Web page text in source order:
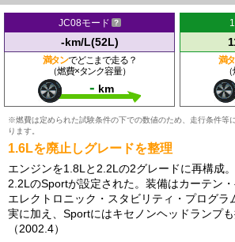
JC08モード
-km/L(52L)
満タンでどこまで走る？
（燃費×タンク容量）
- km
満
※燃費は定められた試験条件の下での数値のため、走行条件等
ります。
1.6Lを廃止しグレードを整理
エンジンを1.8Lと2.2Lの2グレードに再構成
2.2LのSportが設定された。装備はカーテン・
エレクトロニック・スタビリティ・プログラ
実に加え、Sportにはキセノンヘッドランプも
（2002.4）